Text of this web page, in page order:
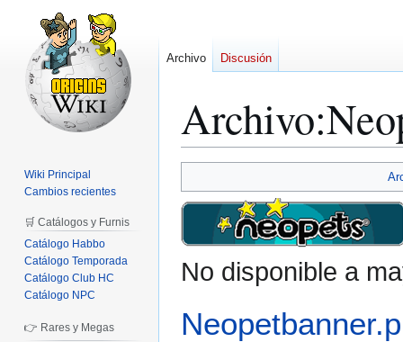
Archivo:
a
la
navegación
a
la
búsqueda
No disponible a
Archivo Discusión
Wiki Principal
Cambios recientes
🛒 Catálogos y Furnis
Catálogo Habbo
Catálogo Temporada
Catálogo Club HC
Catálogo NPC
👉 Rares y Megas